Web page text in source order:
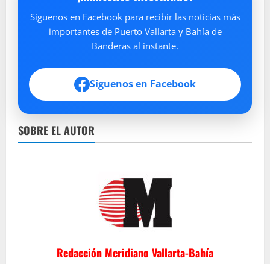
Síguenos en Facebook para recibir las noticias más
importantes de Puerto Vallarta y Bahía de
Banderas al instante.
Síguenos en Facebook
SOBRE EL AUTOR
Redacción Meridiano Vallarta-Bahía